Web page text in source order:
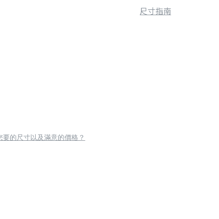
尺寸指南
要的尺寸以及滿意的價格？